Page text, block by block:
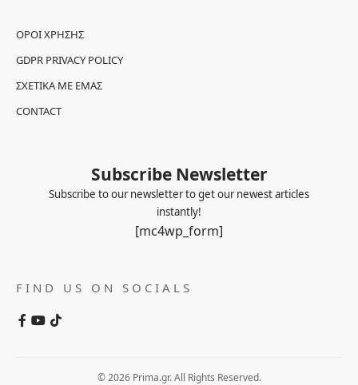
ΌΡΟΙ ΧΡΉΣΗΣ
GDPR PRIVACY POLICY
ΣΧΕΤΙΚΆ ΜΕ ΕΜΆΣ
CONTACT
Subscribe Newsletter
Subscribe to our newsletter to get our newest articles
instantly!
[mc4wp_form]
FIND US ON SOCIALS
© 2026 Prima.gr. All Rights Reserved.